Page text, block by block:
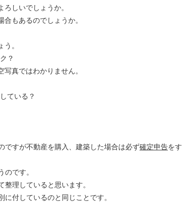
しいでしょうか。
もあるのでしょうか。
。
？
ではわかりません。
いる？
ですが不動産を購入、建築した場合は必ず確定申告をす
です。
理していると思います。
に付しているのと同じことです。
どのカテゴリーに投稿しますか？
選択してください